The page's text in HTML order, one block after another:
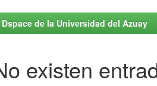
Dspace de la Universidad del Azuay
existen